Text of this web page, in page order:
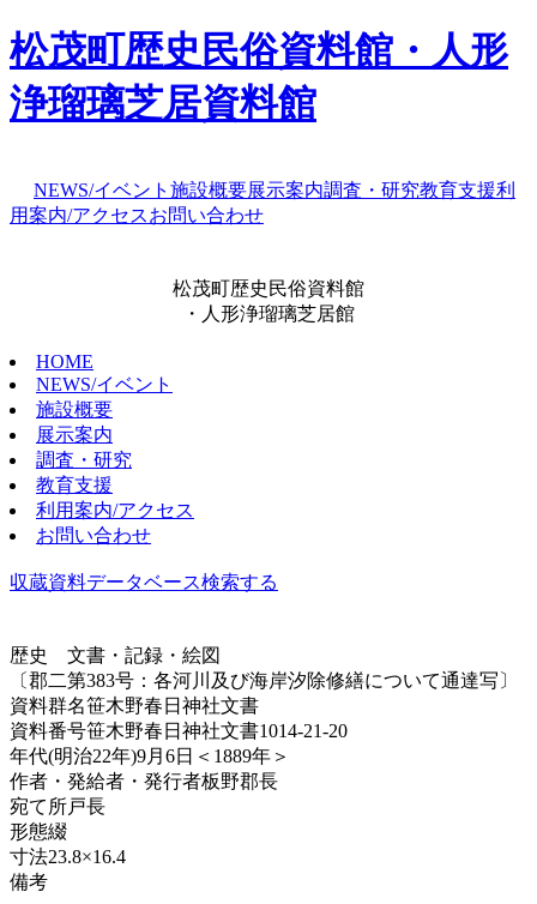
松茂町歴史民俗資料館・人形
浄瑠璃芝居資料館
NEWS/イベント 施設概要展示案内調査・研究教育支援利
用案内/アクセスお問い合わせ
松茂町歴史民俗資料館
・人形浄瑠璃芝居館
HOME
NEWS/イベント
施設概要
展示案内
調査・研究
教育支援
利用案内/アクセス
お問い合わせ
収蔵資料データベース検索する
歴史
文書・記録・絵図
〔郡二第383号：各河川及び海岸汐除修繕について通達写〕
資料群名笹木野春日神社文書
資料番号笹木野春日神社文書1014-21-20
年代(明治22年)9月6日＜1889年＞
作者・発給者・発行者板野郡長
宛て所戸長
形態綴
寸法23.8×16.4
備考